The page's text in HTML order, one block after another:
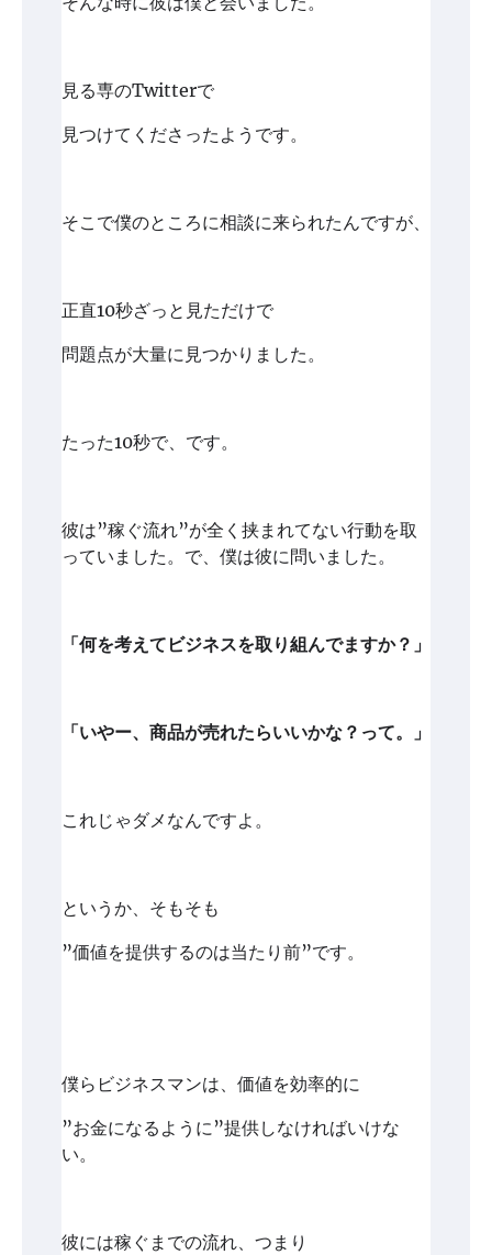
見る専のTwitterで
見つけてくださったようです。
そこで僕のところに相談に来られたんですが、
正直10秒ざっと見ただけで
問題点が大量に見つかりました。
たった10秒で、です。
彼は”稼ぐ流れ”が全く挟まれてない行動を取
っていました。で、僕は彼に問いました。
「何を考えてビジネスを取り組んでますか？」
「いやー、商品が売れたらいいかな？って。」
これじゃダメなんですよ。
というか、そもそも
”価値を提供するのは当たり前”です。
僕らビジネスマンは、価値を効率的に
”お金になるように”提供しなければいけな
い。
彼には稼ぐまでの流れ、つまり